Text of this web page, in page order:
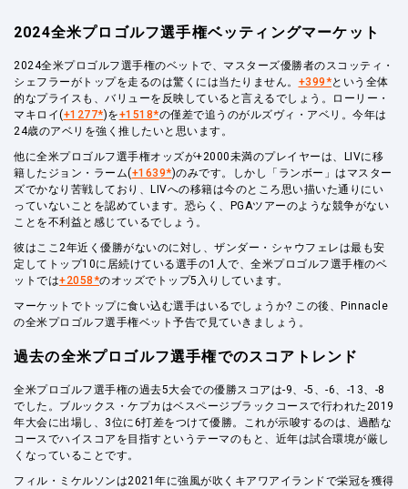
2024全米プロゴルフ選手権ベッティングマーケット
2024全米プロゴルフ選手権のベットで、マスターズ優勝者のスコッティ・
シェフラーがトップを走るのは驚くには当たりません。 +399*という全体
的なプライスも、バリューを反映していると言えるでしょう。ローリー・
マキロイ(+1277*)を+1518*の僅差で追うのがルズヴィ・アベリ。今年は
24歳のアベリを強く推したいと思います。
他に全米プロゴルフ選手権オッズが+2000未満のプレイヤーは、LIVに移
籍したジョン・ラーム(+1639*)のみです。しかし「ランボー」はマスター
ズでかなり苦戦しており、LIVへの移籍は今のところ思い描いた通りにい
っていないことを認めています。恐らく、PGAツアーのような競争がない
ことを不利益と感じているでしょう。
彼はここ2年近く優勝がないのに対し、ザンダー・シャウフェレは最も安
定してトップ10に居続けている選手の1人で、全米プロゴルフ選手権のベ
ットでは+2058*のオッズでトップ5入りしています。
マーケットでトップに食い込む選手はいるでしょうか? この後、Pinnacle
の全米プロゴルフ選手権ベット予告で見ていきましょう。
過去の全米プロゴルフ選手権でのスコアトレンド
全米プロゴルフ選手権の過去5大会での優勝スコアは-9、-5、-6、-13、-8
でした。ブルックス・ケプカはベスページブラックコースで行われた2019
年大会に出場し、3位に6打差をつけて優勝。これが示唆するのは、過酷な
コースでハイスコアを目指すというテーマのもと、近年は試合環境が厳し
くなっていることです。
フィル・ミケルソンは2021年に強風が吹くキアワアイランドで栄冠を獲得